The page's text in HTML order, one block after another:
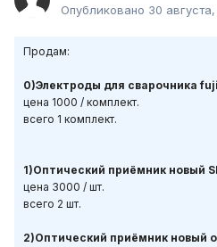
Опубликовано 30
Продам:
0)Электроды для сварочника
цена 1000 / комплект.
всего 1 комплект.
1)Оптический приёмник новый
цена 3000 / шт.
всего 2 шт.
2)Оптический приёмник новый